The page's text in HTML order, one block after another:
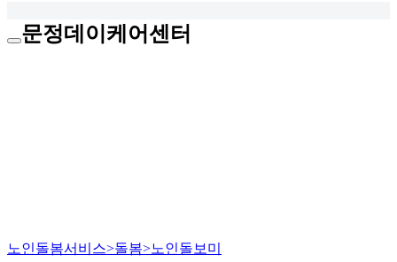
문정데이케어센터
노인돌봄서비스>돌봄>노인돌보미